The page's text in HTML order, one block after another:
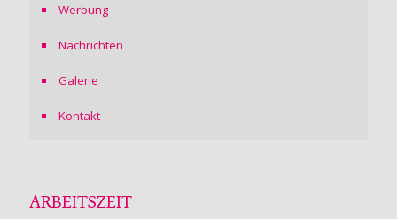
Werbung
Nachrichten
Galerie
Kontakt
ARBEITSZEIT